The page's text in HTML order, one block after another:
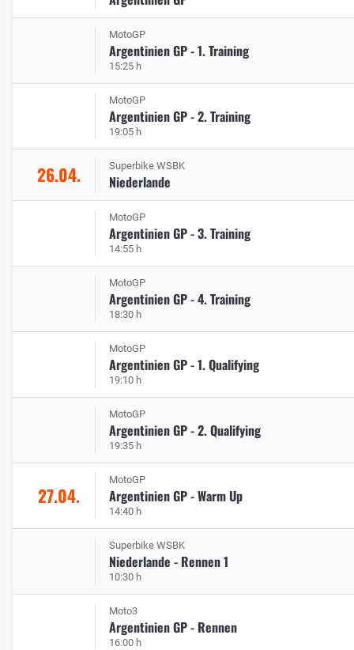
MotoGP
Argentinien GP - 1. Training
15:25 h
MotoGP
Argentinien GP - 2. Training
19:05 h
26.04. Superbike WSBK
Niederlande
MotoGP
Argentinien GP - 3. Training
14:55 h
MotoGP
Argentinien GP - 4. Training
18:30 h
MotoGP
Argentinien GP - 1. Qualifying
19:10 h
MotoGP
Argentinien GP - 2. Qualifying
19:35 h
27.04.
MotoGP
Argentinien GP - Warm Up
14:40 h
Superbike WSBK
Niederlande - Rennen 1
10:30 h
Moto3
Argentinien GP - Rennen
16:00 h